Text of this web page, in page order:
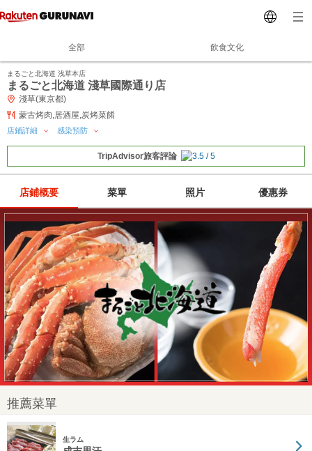
全部 飲食文化
まるごと北海道 浅草本店
まるごと北海道 淺草國際通り店
淺草(東京都)
蒙古烤肉,居酒屋,炭烤菜餚
店鋪詳細 感染預防
TripAdvisor旅客評論
店鋪概要 菜單 照片 優惠券
推薦菜單
生ラム